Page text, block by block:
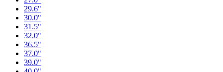
29.6"
30.0"
31.5"
32.0"
36.5"
37.0"
39.0"